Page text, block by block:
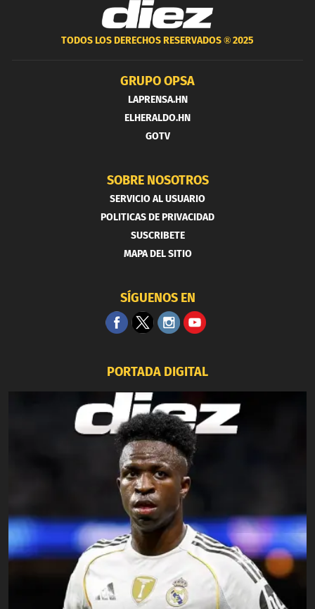
TODOS LOS DERECHOS RESERVADOS ®2025
GRUPO OPSA
LAPRENSA.HN
ELHERALDO.HN
GOTV
SOBRE NOSOTROS
SERVICIO AL USUARIO
POLITICAS DE PRIVACIDAD
SUSCRIBETE
MAPA DEL SITIO
SÍGUENOS EN
PORTADA DIGITAL